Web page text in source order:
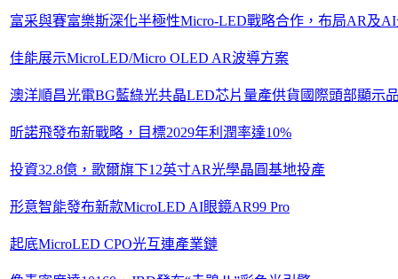
富采與賽富樂斯深化半極性Micro-LED戰略合作，布局AR及
佳能展示MicroLED/Micro OLED AR波導方案
澳洋順昌光電BG藍綠光共晶LED芯片量產供貨國際頭部顯示
昕諾飛發布新戰略，目標2029年利潤率達10%
投資32.8億，歌爾旗下12英寸AR光學晶圓基地投產
形意智能發布新款MicroLED AI眼鏡AR99 Pro
起底MicroLED CPO光互連產業鏈